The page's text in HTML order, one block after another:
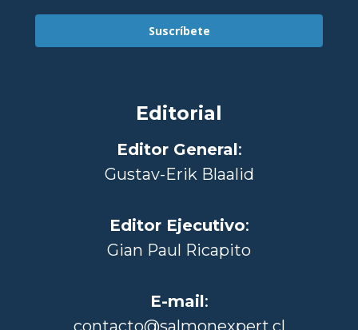
Suscríbete
Editorial
Editor General:
Gustav-Erik Blaalid
Editor Ejecutivo:
Gian Paul Ricapito
E-mail: